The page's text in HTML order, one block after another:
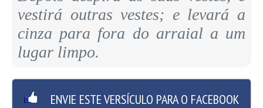
vestirá outras vestes; e levará a
cinza para fora do arraial a um
lugar limpo.
ENVIE ESTE VERSÍCULO PARA O FACEBOOK